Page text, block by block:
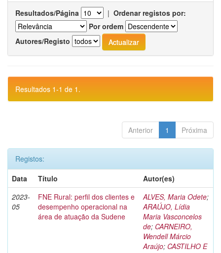
Resultados/Página | Ordenar registos por:
Por ordem
Autores/Registo
Resultados 1-1 de 1.
Anterior 1 Próxima
Registos:
Data
Título
Autor(es)
2023-
05
FNE Rural: perfil dos clientes e
desempenho operacional na
área de atuação da Sudene
ALVES, Maria Odete;
ARAÚJO, Lídia
Maria Vasconcelos
de; CARNEIRO,
Wendell Márcio
Araújo; CASTILHO E